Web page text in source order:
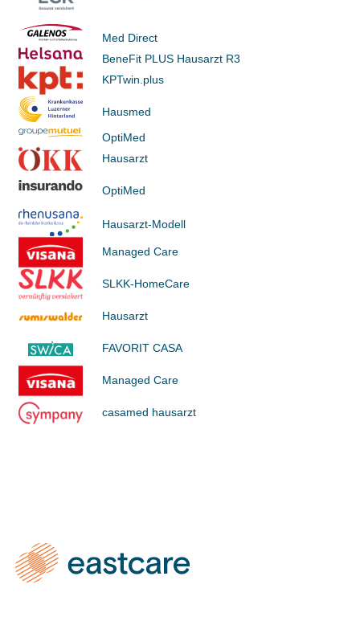
Med Direct
BeneFit PLUS Hausarzt R3
KPTwin.plus
Hausmed
OptiMed
Hausarzt
OptiMed
Hausarzt-Modell
Managed Care
SLKK-HomeCare
Hausarzt
FAVORIT CASA
Managed Care
casamed hausarzt